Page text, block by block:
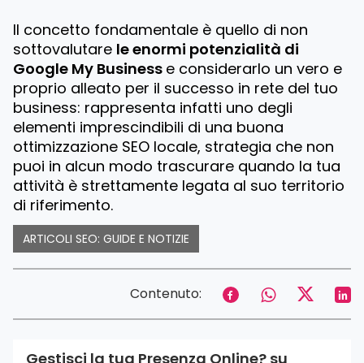
Il concetto fondamentale è quello di non
sottovalutare le enormi potenzialità di
Google My Business e considerarlo un vero e
proprio alleato per il successo in rete del tuo
business: rappresenta infatti uno degli
elementi imprescindibili di una buona
ottimizzazione SEO locale, strategia che non
puoi in alcun modo trascurare quando la tua
attività è strettamente legata al suo territorio
di riferimento.
ARTICOLI SEO: GUIDE E NOTIZIE
Contenuto:
Gestisci la tua Presenza Online? su